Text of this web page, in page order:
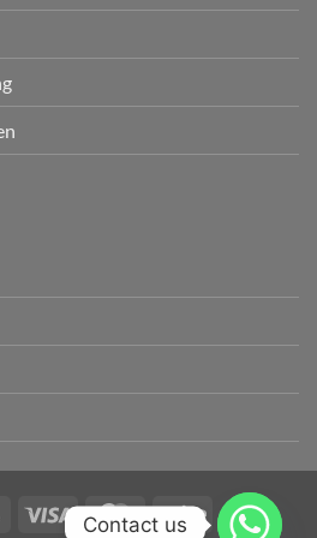
Banküberweisung
Visum MasterCardStreifen
Contact us